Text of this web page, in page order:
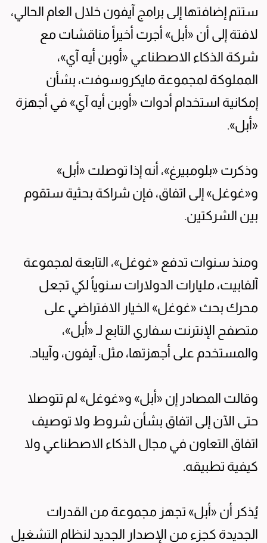
ستتم إضافتها إلى برامج آيفون خلال العام الحالي،
لافتة إلى أن «أبل» أجرت أخيراً مناقشات مع
شركة الذكاء الاصطناعي «أوبن أيه آي»،
المملوكة لمجموعة مايكروسوفت، بشأن
إمكانية استخدام أدوات «أوبن أيه آي» في أجهزة
«أبل».
وذكرت «بلومبيرغ»، أنه إذا توصلت «أبل»
و«غوغل» إلى اتفاق، فإن شراكة بحثية ستقوم
بين الشركتين.
ومنذ سنوات تدفع «غوغل»، التابعة لمجموعة
آلفابيت، مليارات الدولارات سنوياً لكي تجعل
محرك بحث «غوغل» الخيار الافتراضي على
متصفح الإنترنت سفاري التابع لـ «أبل»،
والمستخدم على أجهزتها، مثل: آيفون، وآيباد.
وقالت المصادر إن «أبل» و«غوغل» لم تتوصلا
حتى الآن إلى اتفاق بشأن شروط ولا توصيف
اتفاق التعاون في مجال الذكاء الاصطناعي ولا
كيفية تطبيقه.
يُذكر أن «أبل» تجهز مجموعة من القدرات
الجديدة كجزء من الإصدار الجديد لنظام التشغيل